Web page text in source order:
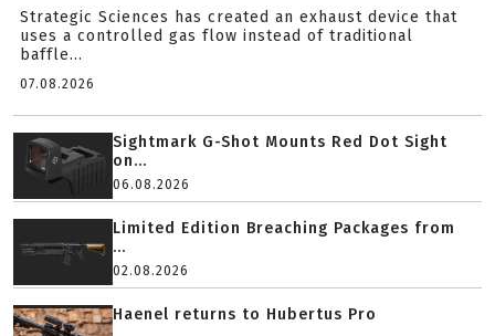
Strategic Sciences has created an exhaust device that
uses a controlled gas flow instead of traditional
baffle...
07.08.2026
Sightmark G-Shot Mounts Red Dot Sight
on...
06.08.2026
Limited Edition Breaching Packages from
...
02.08.2026
Haenel returns to Hubertus Pro